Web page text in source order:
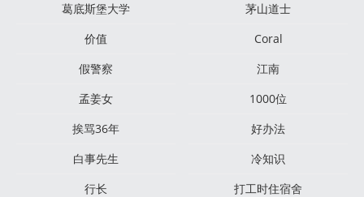
葛底斯堡大学
茅山道士
价值
Coral
假警察
江南
孟姜女
1000位
挨骂36年
好办法
白事先生
冷知识
行长
打工时住宿舍